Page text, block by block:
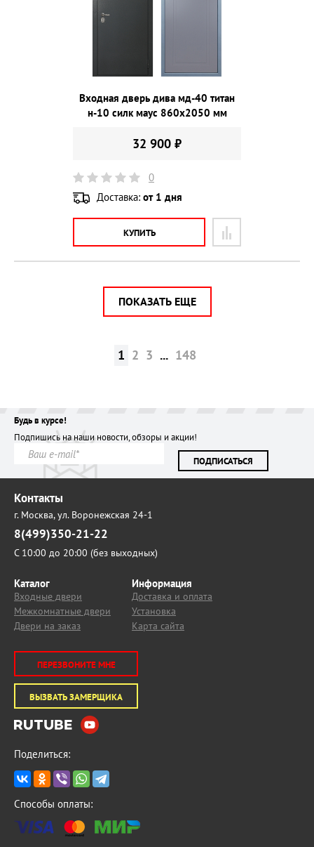
Входная дверь дива мд-40 титан
н-10 силк маус 860х2050 мм
32 900 ₽
0
Доставка: от 1 дня
КУПИТЬ
ПОКАЗАТЬ ЕЩЕ
1 2 3 ... 148
Будь в курсе!
Подпишись на наши новости, обзоры и акции!
ПОДПИСАТЬСЯ
Контакты
г. Москва,ул. Воронежская 24-1
8(499)350-21-22
С 10:00 до 20:00 (без выходных)
Каталог
Входные двери
Межкомнатные двери
Двери на заказ
Информация
Доставка и оплата
Установка
Карта сайта
ПЕРЕЗВОНИТЕ МНЕ
ВЫЗВАТЬ ЗАМЕРЩИКА
Поделиться:
Способы оплаты: